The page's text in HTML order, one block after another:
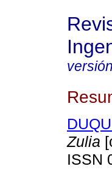
Zulia
ISSN